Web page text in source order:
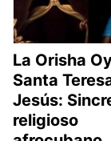
La Orisha
Santa
Jesús:
religioso